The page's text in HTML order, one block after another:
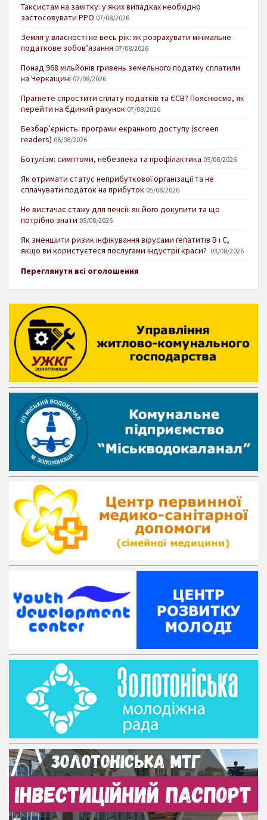
Таксистам на замітку: у яких випадках необхідно
застосовувати РРО 07/08/2026
Земля у власності не весь рік: як розрахувати мінімальне
податкове зобов’язання 07/08/2026
Понад 968 мільйонів гривень земельного податку сплатили
на Черкащині 07/08/2026
Прагнете спростити сплату податків та ЄСВ? Пояснюємо, як
перейти на Єдиний рахунок 07/08/2026
Безбар’єрність: програми екранного доступу (screen
readers) 06/08/2026
Ботулізм: симптоми, небезпека та профілактика 05/08/2026
Як отримати статус неприбуткової організації та не
сплачувати податок на прибуток 05/08/2026
Не вистачає стажу для пенсії: як його докупити та що
потрібно знати 05/08/2026
Як зменшити ризик інфікування вірусами гепатитів В і С,
якщо ви користуєтеся послугами індустрії краси? 03/08/2026
Переглянути всі оголошення